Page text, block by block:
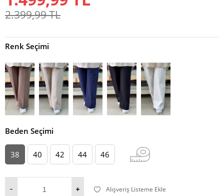
2.399,99TL
Renk Seçimi
Beden Seçimi
38 40 42 44 46
Alışveriş Listeme Ekle